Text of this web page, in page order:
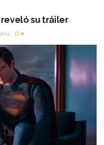
reveló su tráiler
0